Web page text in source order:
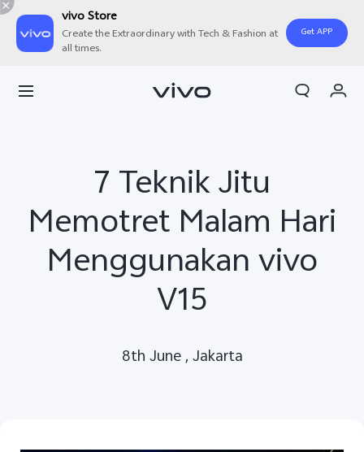
vivo Store
Create the Extraordinary with Tech & Fashion at
all times.
Get APP
7 Teknik Jitu
Memotret Malam Hari
Menggunakan vivo
V15
8th June , Jakarta